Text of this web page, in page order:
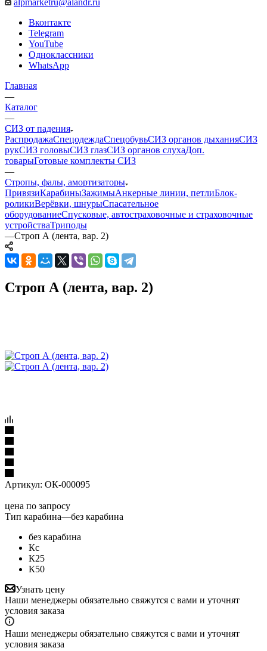
alpmarketru@alandr.ru
Вконтакте
Telegram
YouTube
Одноклассники
WhatsApp
Главная
—
Каталог
—
СИЗ от падения
РаспродажаСпецодеждаСпецобувьСИЗ органов дыханияСИЗ
рукСИЗ головыСИЗ глазСИЗ органов слухаДоп.
товарыГотовые комплекты СИЗ
—
Стропы, фалы, амортизаторы
ПривязиКарабиныЗажимыАнкерные линии, петлиБлок-
роликиВерёвки, шнурыСпасательное
оборудованиеСпусковые, автостраховочные и страховочные
устройстваТриподы
—Строп А (лента, вар. 2)
Строп А (лента, вар. 2)
Артикул: ОК-000095
цена по запросу
Тип карабина—без карабина
без карабина
Кс
К25
К50
Узнать цену
Наши менеджеры обязательно свяжутся с вами и уточнят
условия заказа
Наши менеджеры обязательно свяжутся с вами и уточнят
условия заказа